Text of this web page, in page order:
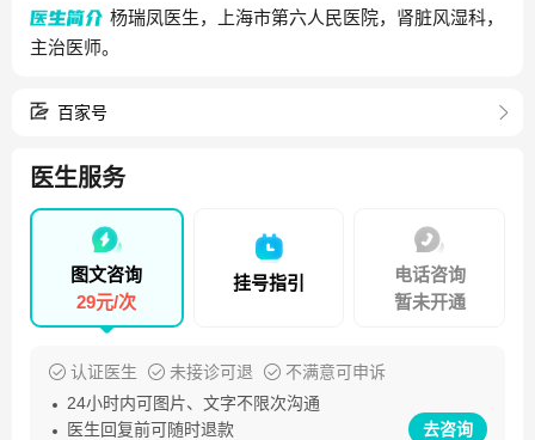
杨瑞凤医生，上海市第六人民医院，肾脏风湿科，
主治医师。
百家号
医生服务
图文咨询
29元/次
挂号指引
电话咨询
暂未开通
认证医生 未接诊可退
不满意可申诉
24小时内可图片、文字不限次沟通
医生回复前可随时退款
去咨询